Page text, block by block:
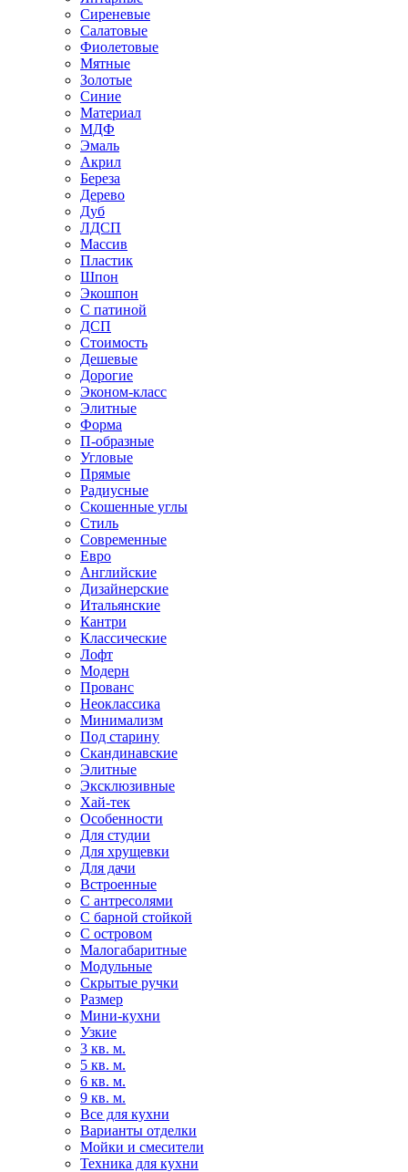
Сиреневые
Салатовые
Фиолетовые
Мятные
Золотые
Синие
Материал
МДФ
Эмаль
Акрил
Береза
Дерево
Дуб
ЛДСП
Массив
Пластик
Шпон
Экошпон
С патиной
ДСП
Стоимость
Дешевые
Дорогие
Эконом-класс
Элитные
Форма
П-образные
Угловые
Прямые
Радиусные
Скошенные углы
Стиль
Современные
Евро
Английские
Дизайнерские
Итальянские
Кантри
Классические
Лофт
Модерн
Прованс
Неоклассика
Минимализм
Под старину
Скандинавские
Элитные
Эксклюзивные
Хай-тек
Особенности
Для студии
Для хрущевки
Для дачи
Встроенные
С антресолями
С барной стойкой
С островом
Малогабаритные
Модульные
Скрытые ручки
Размер
Мини-кухни
Узкие
3 кв. м.
5 кв. м.
6 кв. м.
9 кв. м.
Все для кухни
Варианты отделки
Мойки и смесители
Техника для кухни